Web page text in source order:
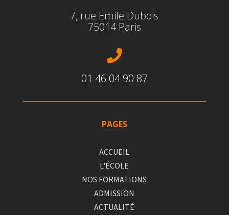
7, rue Emile Dubois
75014 Paris

01 46 04 90 87
PAGES
ACCUEIL
L'ÉCOLE
NOS FORMATIONS
ADMISSION
ACTUALITÉ